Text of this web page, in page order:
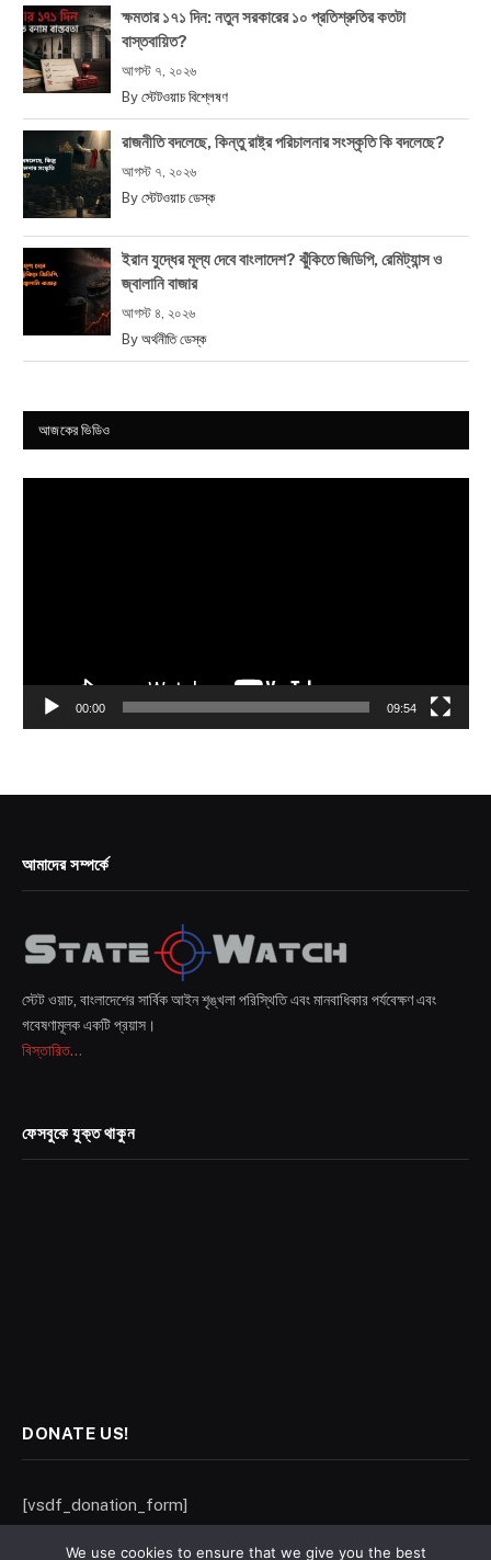
ক্ষমতার ১৭১ দিন: নতুন সরকারের ১০ প্রতিশ্রুতির কতটা
বাস্তবায়িত?
আগস্ট ৭, ২০২৬
By স্টেটওয়াচ বিশ্লেষণ
রাজনীতি বদলেছে, কিন্তু রাষ্ট্র পরিচালনার সংস্কৃতি কি বদলেছে?
আগস্ট ৭, ২০২৬
By স্টেটওয়াচ ডেস্ক
ইরান যুদ্ধের মূল্য দেবে বাংলাদেশ? ঝুঁকিতে জিডিপি, রেমিট্যান্স ও
জ্বালানি বাজার
আগস্ট ৪, ২০২৬
By অর্থনীতি ডেস্ক
আজকের ভিডিও
00:00 09:54
আমাদের সম্পর্কে
স্টেট ওয়াচ, বাংলাদেশের সার্বিক আইন শৃঙ্খলা পরিস্থিতি এবং মানবাধিকার পর্যবেক্ষণ এবং
গবেষণামূলক একটি প্রয়াস।
বিস্তারিত...
ফেসবুকে যুক্ত থাকুন
DONATE US!
[vsdf_donation_form]
We use cookies to ensure that we give you the best